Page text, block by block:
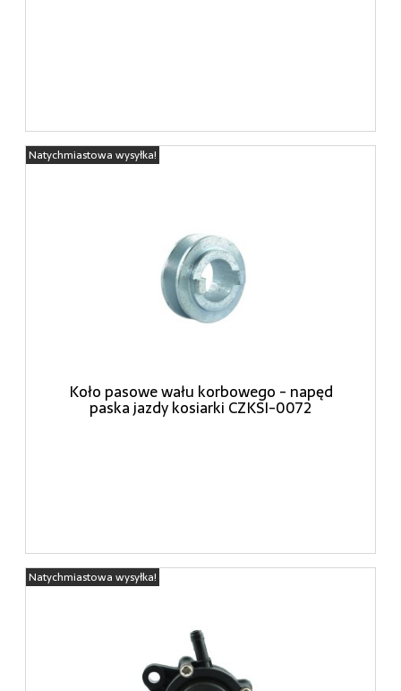
Koło pasowe wału korbowego - napęd
paska jazdy kosiarki CZKSI-0072
Natychmiastowa wysyłka!
Natychmiastowa wysyłka!